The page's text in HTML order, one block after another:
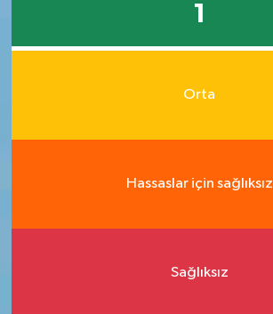
1
Orta
Hassaslar için sağlıksız
Sağlıksız